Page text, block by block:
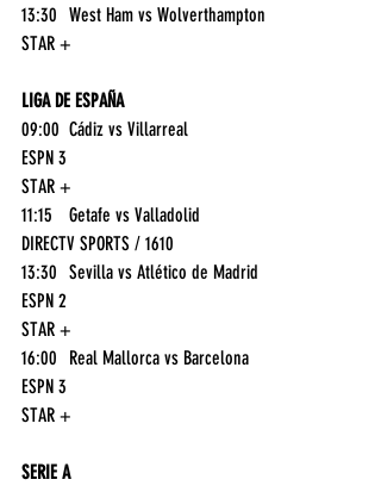
STAR +
LIGA DE ESPAÑA
ESPN 3
STAR +
DIRECTV SPORTS / 1610
ESPN 2
STAR +
ESPN 3
STAR +
SERIE A